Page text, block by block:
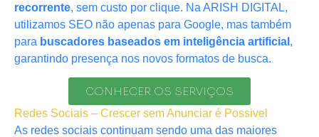
recorrente, sem custo por clique. Na ARISH DIGITAL,
utilizamos SEO não apenas para Google, mas também
para buscadores baseados em inteligência artificial ,
garantindo presença nos novos formatos de busca.
CONHECER OS SERVIÇOS
Redes Sociais – Crescer sem Anunciar é Possivel
As redes sociais continuam sendo uma das maiores